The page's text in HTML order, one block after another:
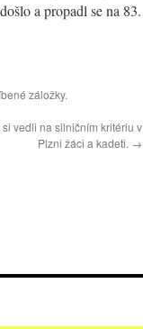
a propadl se na 83.
záložky.
vedli na silničním kritériu v
Plzni žáci a kadeti. →